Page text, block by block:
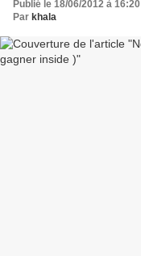
Publié le 18/06/2012 à 16:20
Par khala